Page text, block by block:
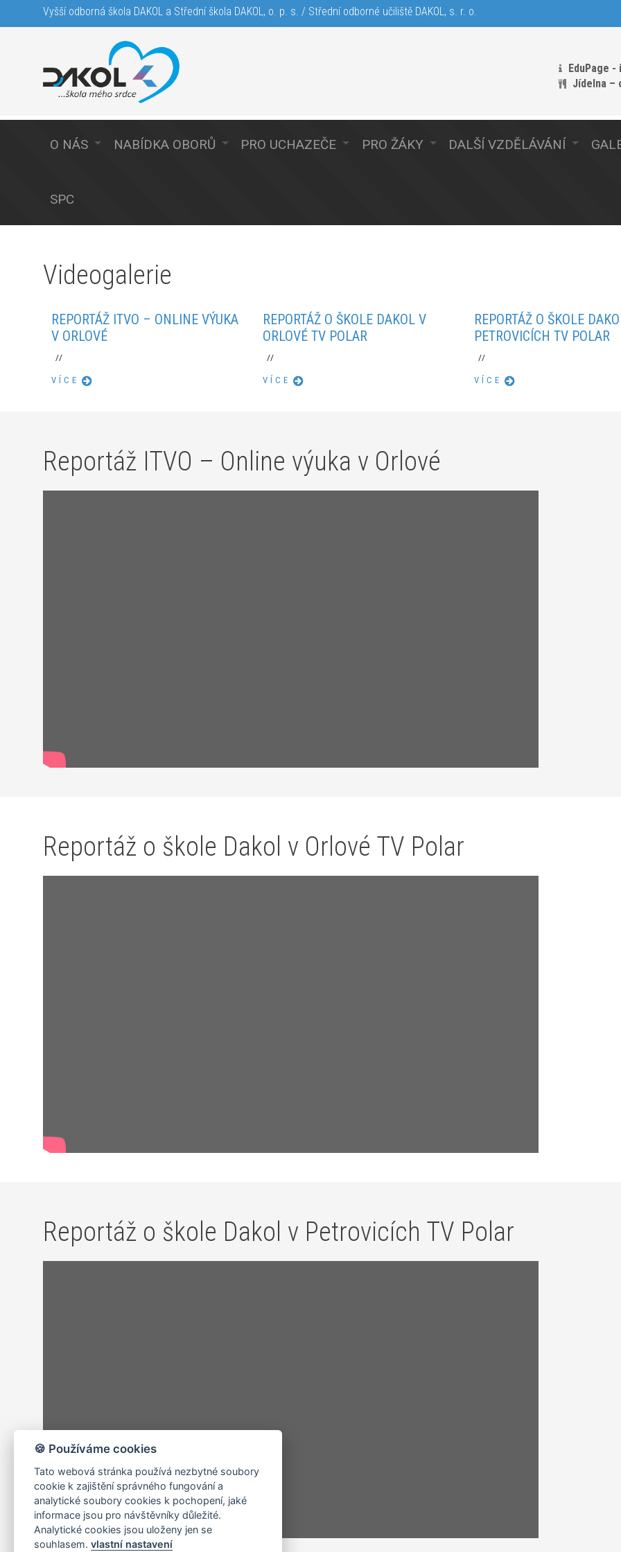
Vyšší odborná škola DAKOL a Střední škola DAKOL, o. p. s. / Střední odborné učiliště DAKOL, s. r. o.
EduPage
Jídelna –
O NÁS NABÍDKA OBORŮ PRO UCHAZEČE PRO ŽÁKY DALŠÍ VZDĚLÁVÁNÍ
SPC
Videogalerie
REPORTÁŽ ITVO – ONLINE VÝUKA
V ORLOVÉ
//
VÍCE
REPORTÁŽ O ŠKOLE DAKOL V
ORLOVÉ TV POLAR
//
VÍCE
REPORTÁŽ O ŠKOLE
PETROVICÍCH TV POLAR
//
VÍCE
Reportáž ITVO – Online výuka v Orlové
Reportáž o škole Dakol v Orlové TV Polar
Reportáž o škole Dakol v Petrovicích TV Polar
🍪 Používáme cookies
Tato webová stránka používá nezbytné soubory
cookie k zajištění správného fungování a
analytické soubory cookies k pochopení, jaké
informace jsou pro návštěvníky důležité.
Analytické cookies jsou uloženy jen se
souhlasem. vlastní nastavení